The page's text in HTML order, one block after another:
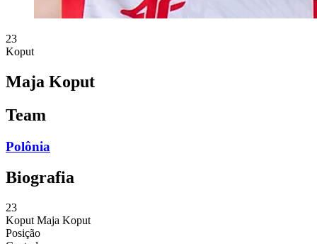
23
Koput
Maja Koput
Team
Polônia
Biografia
23
Koput Maja Koput
Posição